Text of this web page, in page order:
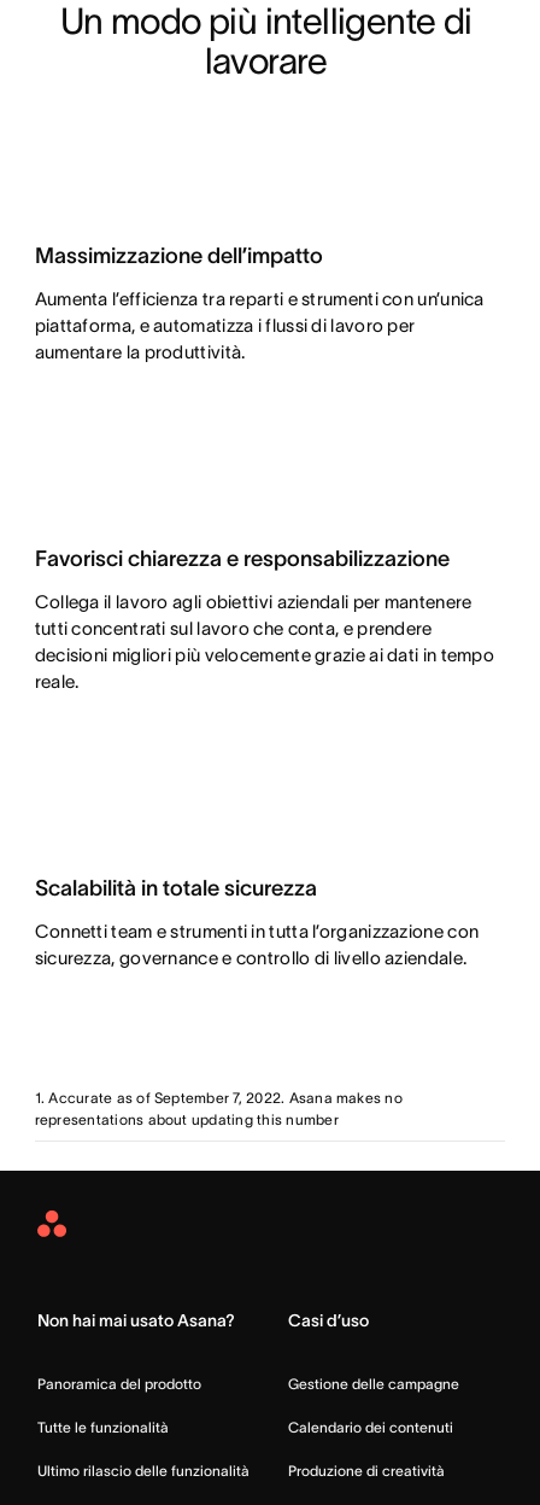
Un modo più intelligente di
lavorare
Massimizzazione dell’impatto
Aumenta l’efficienza tra reparti e strumenti con un’unica
piattaforma, e automatizza i flussi di lavoro per
aumentare la produttività.
Favorisci chiarezza e responsabilizzazione
Collega il lavoro agli obiettivi aziendali per mantenere
tutti concentrati sul lavoro che conta, e prendere
decisioni migliori più velocemente grazie ai dati in tempo
reale.
Scalabilità in totale sicurezza
Connetti team e strumenti in tutta l’organizzazione con
sicurezza, governance e controllo di livello aziendale.
1. Accurate as of September 7, 2022. Asana makes no
representations about updating this number
Asana
Non hai mai usato Asana?
Panoramica del prodotto
Tutte le funzionalità
Ultimo rilascio delle funzionalità
Casi d’uso
Gestione delle campagne
Calendario dei contenuti
Produzione di creatività